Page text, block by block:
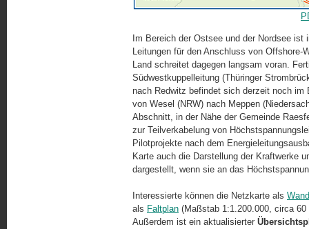
Im Bereich der Ostsee und der Nordsee
Leitungen für den Anschluss von Offshore-
Land schreitet dagegen langsam voran.
Südwestkuppelleitung (Thüringer
nach Redwitz befindet sich derzeit noch im
von Wesel (NRW) nach Mep­pen
Abschnitt, in der Nähe der Gemeinde
zur Teilverkabelung von
Pilotprojekte nach dem
Karte auch die Darstellung der Kraftwerke
dargestellt, wenn sie an das
Interessierte können die Netzkarte als
als Faltplan (Maßstab 1:1.200.000, circa
Außerdem ist ein aktualisierter